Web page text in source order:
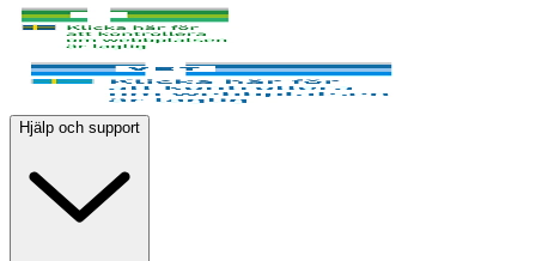
Hjälp och support